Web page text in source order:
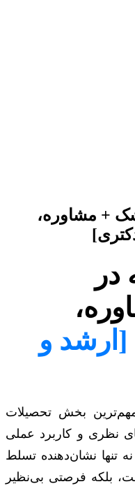
+ مشاوره،
در
[ارشد و
مهم‌ترین بخش تحصیلات
نظری و کاربرد عملی
تنها نشان‌دهنده تسلط
بلکه فرصتی بی‌نظیر